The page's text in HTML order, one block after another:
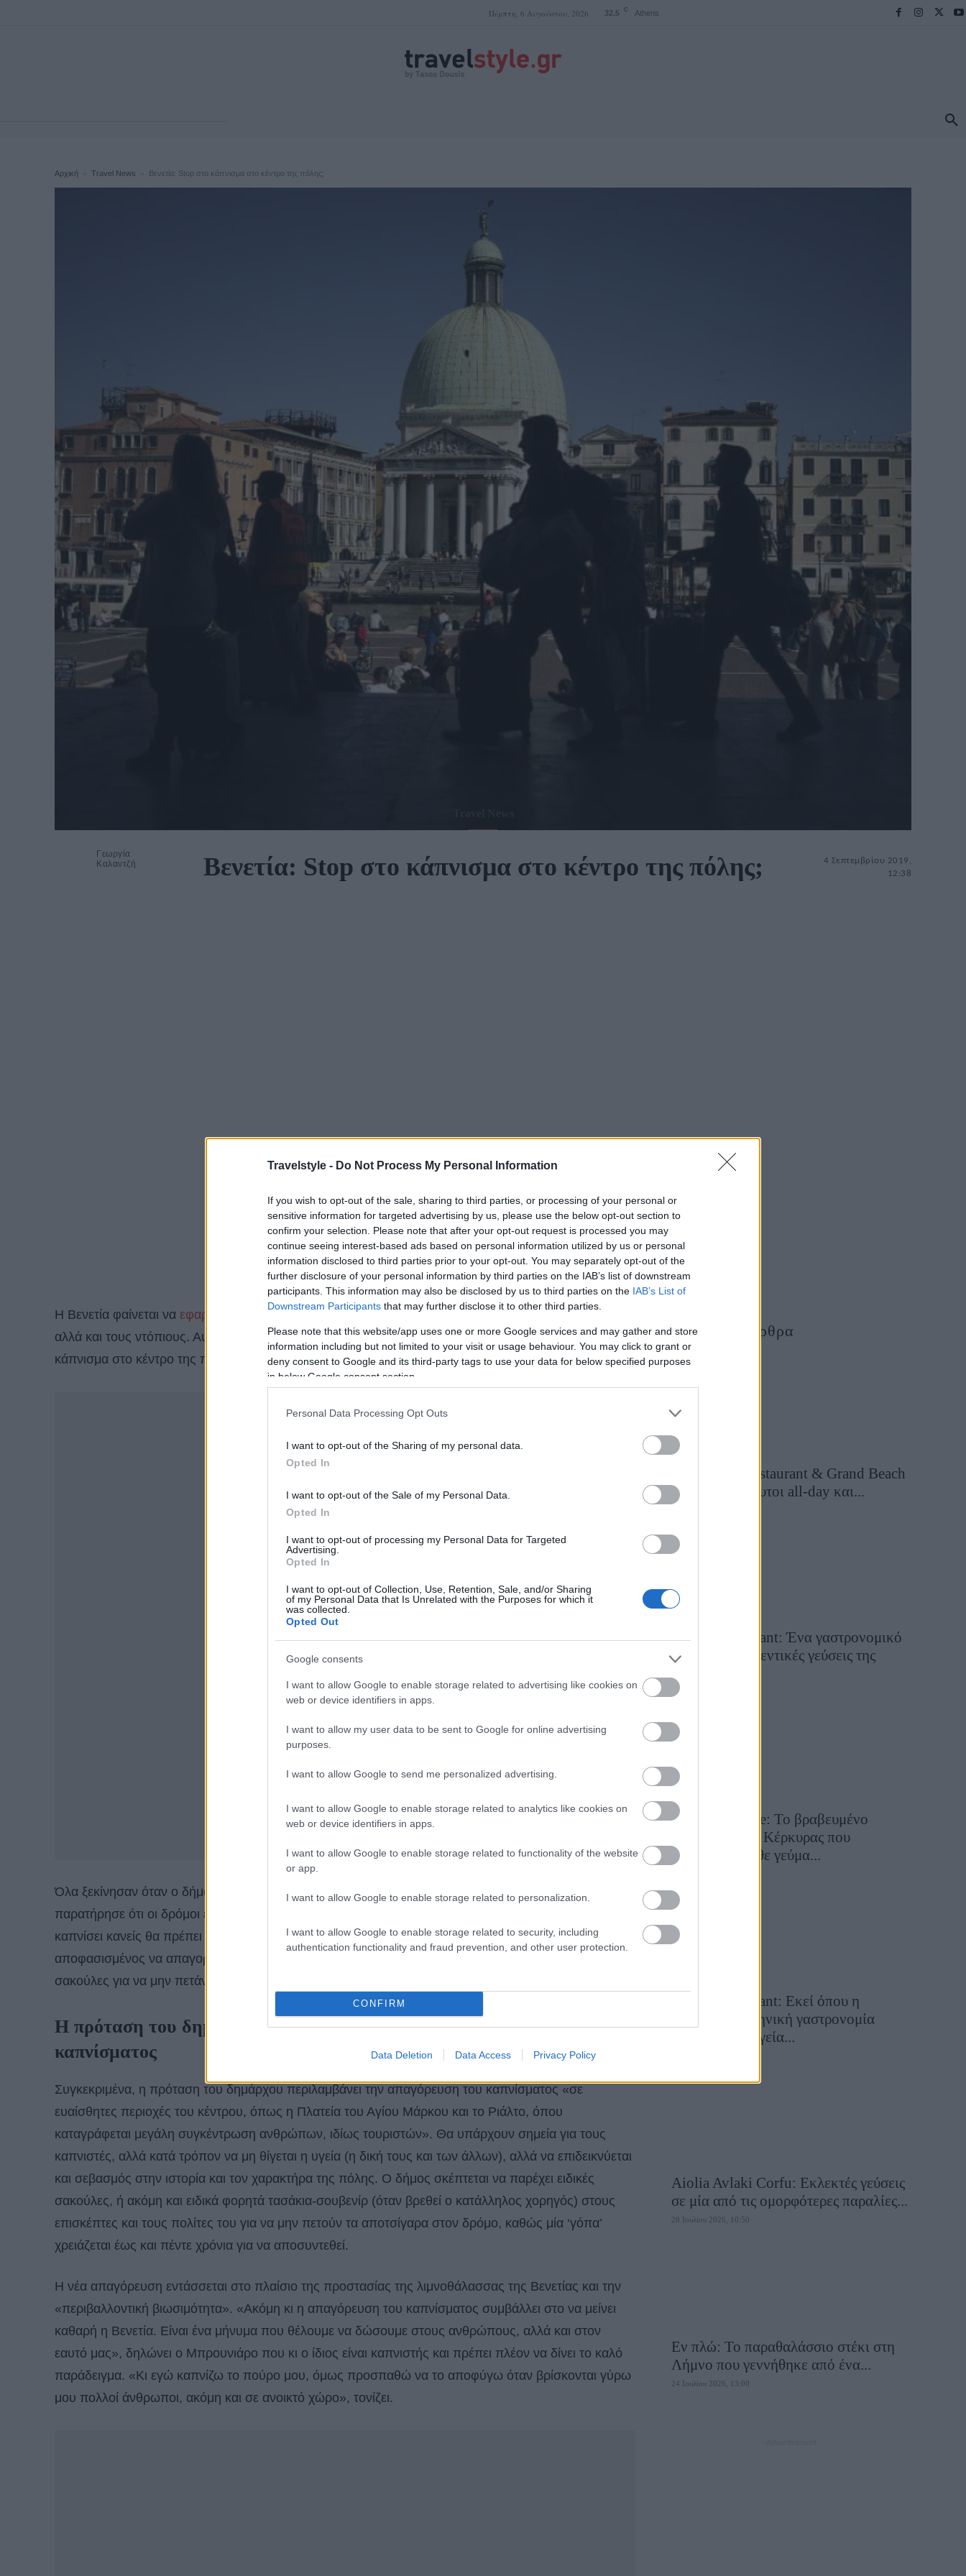
Travelstyle - Do Not Process My Personal Information
If you wish to opt-out of the sale, sharing to third parties, or processing of your personal or
sensitive information for targeted advertising by us, please use the below opt-out section to
confirm your selection. Please note that after your opt-out request is processed you may
continue seeing interest-based ads based on personal information utilized by us or personal
information disclosed to third parties prior to your opt-out. You may separately opt-out of the
further disclosure of your personal information by third parties on the IAB’s list of downstream
participants. This information may also be disclosed by us to third parties on the IAB’s List of
Downstream Participants that may further disclose it to other third parties.
Please note that this website/app uses one or more Google services and may gather and store
information including but not limited to your visit or usage behaviour. You may click to grant or
deny consent to Google and its third-party tags to use your data for below specified purposes
in below Google consent section.
Personal Data Processing Opt Outs
I want to opt-out of the Sharing of my personal data.
Opted In
I want to opt-out of the Sale of my Personal Data.
Opted In
I want to opt-out of processing my Personal Data for Targeted
Advertising.
Opted In
I want to opt-out of Collection, Use, Retention, Sale, and/or Sharing
of my Personal Data that Is Unrelated with the Purposes for which it
was collected.
Opted Out
Google consents
I want to allow Google to enable storage related to advertising like cookies on
web or device identifiers in apps.
I want to allow my user data to be sent to Google for online advertising
purposes.
I want to allow Google to send me personalized advertising.
I want to allow Google to enable storage related to analytics like cookies on
web or device identifiers in apps.
I want to allow Google to enable storage related to functionality of the website
or app.
I want to allow Google to enable storage related to personalization.
I want to allow Google to enable storage related to security, including
authentication functionality and fraud prevention, and other user protection.
CONFIRM
Data Deletion Data Access Privacy Policy
Πέμπτη, 6 Αυγούστου, 2026 32.5 C Athens
Αρχική Travel News Βενετία: Stop στο κάπνισμα στο κέντρο της πόλης;
Γεωργία
Καλαντζή
Βενετία: Stop στο κάπνισμα στο κέντρο της πόλης;
4 Σεπτεμβρίου 2019,
12:38
Η Βενετία φαίνεται να εφαρμόζει ολοένα και περισσότερους κανονισμούς
για τους επισκέπτες της
αλλά και τους ντόπιους. Αυτή τη φορά, ο δήμαρχος της Βενετίας σχεδιάζει να βάλει stop τελείως στο
κάπνισμα στο κέντρο της πόλης.
Όλα ξεκίνησαν όταν ο δήμαρχος της Βενετίας, Λουΐτζι Μπρουνιάρο, στην επίσκεψή του στο Τόκιο,
παρατήρησε ότι οι δρόμοι είναι τελείως απαλλαγμένοι από τσιγάρα και καπνικά προϊόντα, ενώ για να
καπνίσει κανείς θα πρέπει να μεταβεί σε ειδικά σημεία καπνίσματος. Έτσι πλέον φαίνεται
αποφασισμένος να απαγορεύσει «αυστηρώς το κάπνισμα στο κέντρο της Βενετίας και θα διανέμονται
σακούλες για να μην πετάνε οι καπνιστές τα αποτσίγαρα στο έδαφος».
Η πρόταση του δημάρχου της Βενετίας για απαγόρευση του
καπνίσματος
Συγκεκριμένα, η πρόταση του δημάρχου περιλαμβάνει την απαγόρευση του καπνίσματος «σε
ευαίσθητες περιοχές του κέντρου, όπως η Πλατεία του Αγίου Μάρκου και το Ριάλτο, όπου
καταγράφεται μεγάλη συγκέντρωση ανθρώπων, ιδίως τουριστών». Θα υπάρχουν σημεία για τους
καπνιστές, αλλά κατά τρόπον να μη θίγεται η υγεία (η δική τους και των άλλων), αλλά να επιδεικνύεται
και σεβασμός στην ιστορία και τον χαρακτήρα της πόλης. Ο δήμος σκέπτεται να παρέχει ειδικές
σακούλες, ή ακόμη και ειδικά φορητά τασάκια-σουβενίρ (όταν βρεθεί ο κατάλληλος χορηγός) στους
επισκέπτες και τους πολίτες του για να μην πετούν τα αποτσίγαρα στον δρόμο, καθώς μία ‘γόπα’
χρειάζεται έως και πέντε χρόνια για να αποσυντεθεί.
Η νέα απαγόρευση εντάσσεται στο πλαίσιο της προστασίας της λιμνοθάλασσας της Βενετίας και την
«περιβαλλοντική βιωσιμότητα». «Ακόμη κι η απαγόρευση του καπνίσματος συμβάλλει στο να μείνει
καθαρή η Βενετία. Είναι ένα μήνυμα που θέλουμε να δώσουμε στους ανθρώπους, αλλά και στον
εαυτό μας», δηλώνει ο Μπρουνιάρο που κι ο ίδιος είναι καπνιστής και πρέπει πλέον να δίνει το καλό
παράδειγμα. «Κι εγώ καπνίζω το πούρο μου, όμως προσπαθώ να το αποφύγω όταν βρίσκονται γύρω
μου πολλοί άνθρωποι, ακόμη και σε ανοικτό χώρο», τονίζει.
Τελευταία Άρθρα
Grand Asia Restaurant & Grand Beach
Club: Οι απόλυτοι all-day και...
Tsapis Restaurant: Ένα γαστρονομικό
ταξίδι στις αυθεντικές γεύσεις της
Σίφνου!
29 Ιουλίου 2026, 9:54
Toula’s Seaside: Το βραβευμένο
εστιατόριο της Κέρκυρας που
μετατρέπει κάθε γεύμα...
Cavos Restaurant: Εκεί όπου η
αυθεντική ελληνική γαστρονομία
συναντά τη μαγεία...
Aiolia Avlaki Corfu: Εκλεκτές γεύσεις
σε μία από τις ομορφότερες παραλίες...
28 Ιουλίου 2026, 10:50
Εν πλώ: Το παραθαλάσσιο στέκι στη
Λήμνο που γεννήθηκε από ένα...
24 Ιουλίου 2026, 13:00